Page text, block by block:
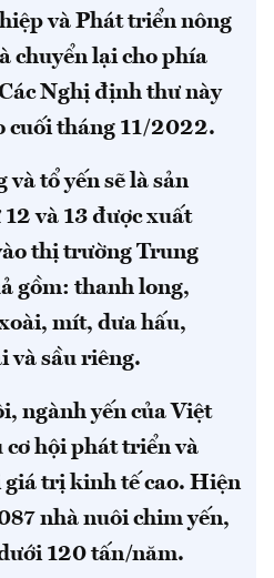
và Phát triển nông
chuyển lại cho phía
Nghị định thư này
cuối tháng 11/2022.
tổ yến sẽ là sản
và 13 được xuất
thị trường Trung
gồm: thanh long,
mít, dưa hấu,
và sầu riêng.
ngành yến của Việt
cơ hội phát triển và
trị kinh tế cao. Hiện
nhà nuôi chim yến,
120 tấn/năm.